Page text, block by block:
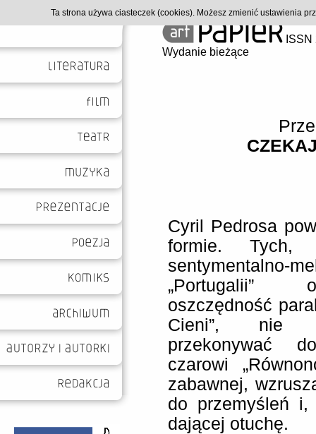
Wydanie bieżące
Cyril Pedrosa
formie. Tych,
sentymentalno-
„Portugalii”
oszczędność
Cieni”, nie
przekonywać
czarowi
zabawnej,
do przemyśleń i,
dającej otuchę.
Ta strona używa ciasteczek (cookies). Możesz zmienić ustawienia